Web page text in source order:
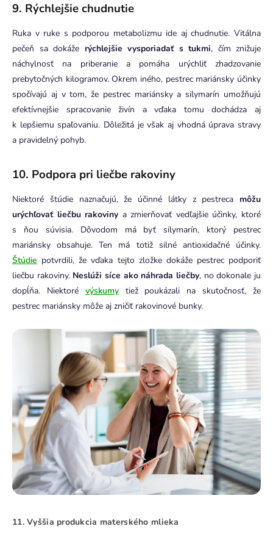
9. Rýchlejšie chudnutie
Ruka v ruke s podporou metabolizmu ide aj chudnutie. Vitálna
pečeň sa dokáže rýchlejšie vysporiadať s tukmi, čím znižuje
náchylnosť na priberanie a pomáha urýchliť zhadzovanie
prebytočných kilogramov.Okrem iného, pestrec mariánsky účinky
spočívajú aj v tom, že pestrec mariánsky a silymarín umožňujú
efektívnejšie spracovanie živín a vďaka tomu dochádza aj
k lepšiemu spaľovaniu. Dôležitá je však aj vhodná úprava stravy
a pravidelný pohyb.
10. Podpora pri liečbe rakoviny
Niektoré štúdie naznačujú, že účinné látky z pestreca môžu
urýchľovať liečbu rakoviny a zmierňovať vedľajšie účinky, ktoré
s ňou súvisia. Dôvodom má byť silymarín, ktorý pestrec
mariánsky obsahuje. Ten má totiž silné antioxidačné účinky.
Štúdie potvrdili, že vďaka tejto zložke dokáže pestrec podporiť
liečbu rakoviny. Neslúži síce ako náhrada liečby, no dokonale ju
dopĺňa. Niektoré výskumytiež poukázali na skutočnosť, že
pestrec mariánsky môže aj zničiť rakovinové bunky.
11. Vyššia produkcia materského mlieka